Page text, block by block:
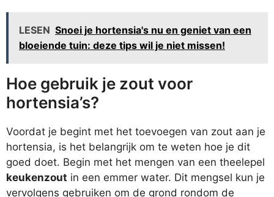
LESEN Snoei je hortensia's nu en geniet van een
bloeiende tuin: deze tips wil je niet missen!
Hoe gebruik je zout voor
hortensia’s?
Voordat je begint met het toevoegen van zout aan je
hortensia, is het belangrijk om te weten hoe je dit
goed doet. Begin met het mengen van een theelepel
keukenzout in een emmer water. Dit mengsel kun je
vervolgens gebruiken om de grond rondom de